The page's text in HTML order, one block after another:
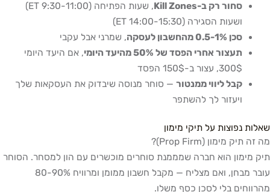
סחור רק ב-Kill Zones
, שעות הפתיחה (9:30-11:00 ET)
ושעות הסגירה (14:00-15:30 ET)
סכן 0.5-1% מהחשבון לעסקה
, שמרני אבל עקבי
תעצור אחרי הפסד של 50% מהיעד היומי
, אם היעד היומי
300$, עצור ב-150$ הפסד
קבל ליווי ממנטור — סוחר מנוסה שיבדוק את העסקאות שלך
ויעזור לך להשתפר
שאלות נפוצות על תיקי מימון
מה זה תיק מימון (Prop Firm)?
תיק מימון הוא חברה שמממנת סוחרים מוכשרים עם הון למסחר. הסוחר
עובר מבחן, ואם מצליח — מקבל חשבון ממומן ומרוויח 80-90%
מהרווחים בלי לסכן כסף משלו.